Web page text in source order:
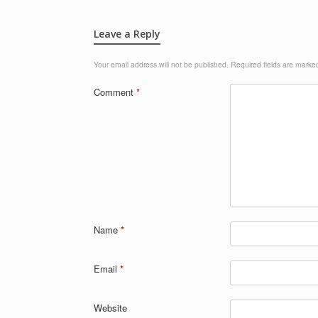
Leave a Reply
Your email address will not be published. Required fields are
Comment *
Name *
Email *
Website